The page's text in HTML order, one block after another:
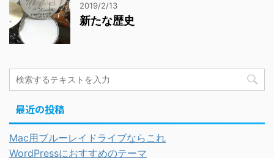
2019/2/13
新たな歴史
最近の投稿
Mac用ブルーレイドライブならこれ
WordPressにおすすめのテーマ